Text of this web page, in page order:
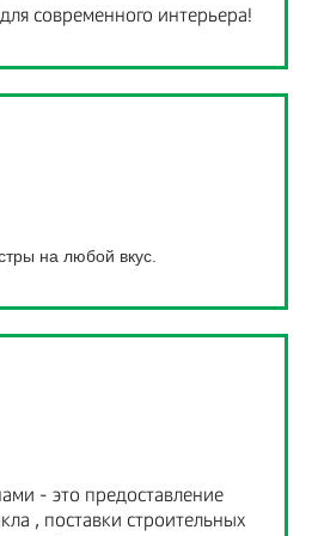
современного интерьера!
на любой вкус.
- это предоставление
, поставки строительных